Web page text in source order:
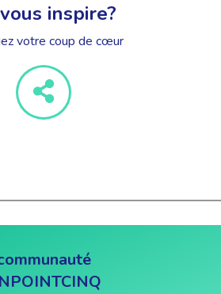
inspire?
votre coup de cœur